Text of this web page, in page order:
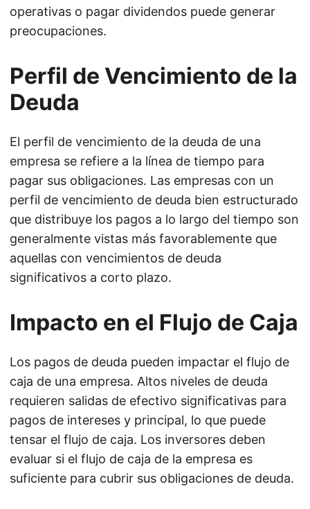
operativas o pagar dividendos puede generar
preocupaciones.
Perfil de Vencimiento de la
Deuda
El perfil de vencimiento de la deuda de una
empresa se refiere a la línea de tiempo para
pagar sus obligaciones. Las empresas con un
perfil de vencimiento de deuda bien estructurado
que distribuye los pagos a lo largo del tiempo son
generalmente vistas más favorablemente que
aquellas con vencimientos de deuda
significativos a corto plazo.
Impacto en el Flujo de Caja
Los pagos de deuda pueden impactar el flujo de
caja de una empresa. Altos niveles de deuda
requieren salidas de efectivo significativas para
pagos de intereses y principal, lo que puede
tensar el flujo de caja. Los inversores deben
evaluar si el flujo de caja de la empresa es
suficiente para cubrir sus obligaciones de deuda.